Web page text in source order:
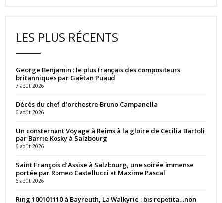
LES PLUS RÉCENTS
George Benjamin : le plus français des compositeurs
britanniques par Gaëtan Puaud
7 août 2026
Décès du chef d’orchestre Bruno Campanella
6 août 2026
Un consternant Voyage à Reims à la gloire de Cecilia Bartoli
par Barrie Kosky à Salzbourg
6 août 2026
Saint François d’Assise à Salzbourg, une soirée immense
portée par Romeo Castellucci et Maxime Pascal
6 août 2026
Ring 100101110 à Bayreuth, La Walkyrie : bis repetita…non